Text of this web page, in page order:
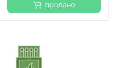
продано